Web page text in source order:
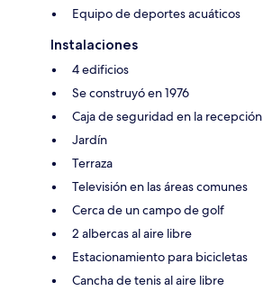
Equipo de deportes acuáticos
Instalaciones
4 edificios
Se construyó en 1976
Caja de seguridad en la recepción
Jardín
Terraza
Televisión en las áreas comunes
Cerca de un campo de golf
2 albercas al aire libre
Estacionamiento para bicicletas
Cancha de tenis al aire libre